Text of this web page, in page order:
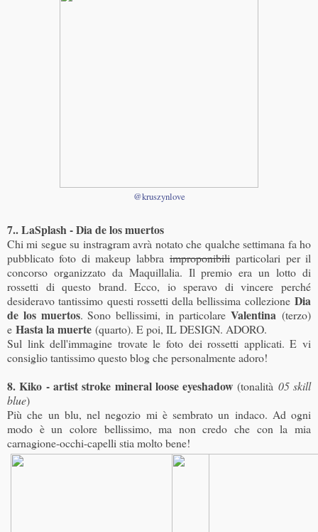
@kruszynlove
7.. LaSplash - Dia de los muertos
Chi mi segue su instragram avrà notato che qualche settimana fa ho
pubblicato foto di makeup labbra improponibiliparticolari per il
concorso organizzato da Maquillalia. Il premio era un lotto di
rossetti di questo brand. Ecco, io speravo di vincere perché
desideravo tantissimo questi rossetti della bellissima collezione Dia
de los muertos. Sono bellissimi, in particolareValentina (terzo)
e Hasta la muerte (quarto). E poi, IL DESIGN. ADORO.
Sul link dell'immagine trovate le foto dei rossetti applicati. E vi
consiglio tantissimo questo blog che personalmente adoro!
8. Kiko - artist stroke mineral loose eyeshadow (tonalità 05 skill
blue)
Più che un blu, nel negozio mi è sembrato un indaco. Ad ogni
modo è un colore bellissimo, ma non credo che con la mia
carnagione-occhi-capelli stia molto bene!